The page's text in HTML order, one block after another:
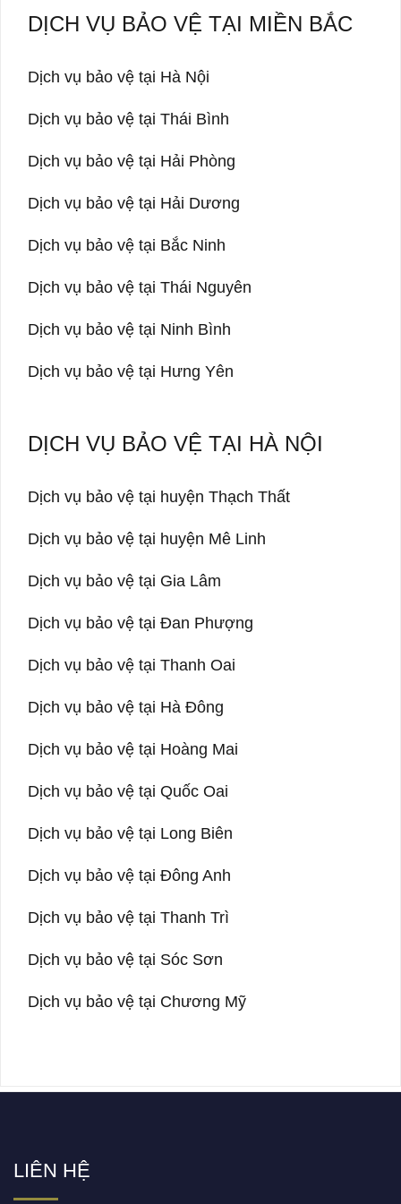
DỊCH VỤ BẢO VỆ TẠI MIỀN BẮC
Dịch vụ bảo vệ tại Hà Nội
Dịch vụ bảo vệ tại Thái Bình
Dịch vụ bảo vệ tại Hải Phòng
Dịch vụ bảo vệ tại Hải Dương
Dịch vụ bảo vệ tại Bắc Ninh
Dịch vụ bảo vệ tại Thái Nguyên
Dịch vụ bảo vệ tại Ninh Bình
Dịch vụ bảo vệ tại Hưng Yên
DỊCH VỤ BẢO VỆ TẠI HÀ NỘI
Dịch vụ bảo vệ tại huyện Thạch Thất
Dịch vụ bảo vệ tại huyện Mê Linh
Dịch vụ bảo vệ tại Gia Lâm
Dịch vụ bảo vệ tại Đan Phượng
Dịch vụ bảo vệ tại Thanh Oai
Dịch vụ bảo vệ tại Hà Đông
Dịch vụ bảo vệ tại Hoàng Mai
Dịch vụ bảo vệ tại Quốc Oai
Dịch vụ bảo vệ tại Long Biên
Dịch vụ bảo vệ tại Đông Anh
Dịch vụ bảo vệ tại Thanh Trì
Dịch vụ bảo vệ tại Sóc Sơn
Dịch vụ bảo vệ tại Chương Mỹ
LIÊN HỆ